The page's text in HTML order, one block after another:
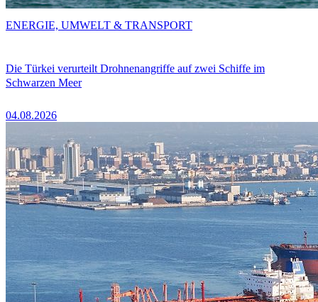
Die Türkei verurteilt Drohnenangriffe auf zwei Schiffe im
Schwarzen Meer
04.08.2026
ENERGIE, UMWELT & TRANSPORT